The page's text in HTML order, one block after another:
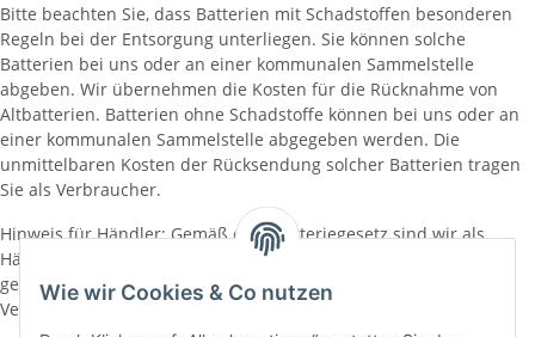
Wie wir Cookies & Co nutzen
Bitte beachten Sie, dass Batterien mit Schadstoffen besonderen
Regeln bei der Entsorgung unterliegen. Sie können solche
Batterien bei uns oder an einer kommunalen Sammelstelle
abgeben. Wir übernehmen die Kosten für die Rücknahme von
Altbatterien. Batterien ohne Schadstoffe können bei uns oder an
einer kommunalen Sammelstelle abgegeben werden. Die
unmittelbaren Kosten der Rücksendung solcher Batterien tragen
Sie als Verbraucher.
Hinweis für Händler: Gemäß dem Batteriegesetz sind wir als
Händler dazu verpflichtet, Altbatterien zurückzunehmen. Dies
geschieht gemäß den Bestimmungen der §§ 10 BattG in
Verbindung mit § 12 BattG.